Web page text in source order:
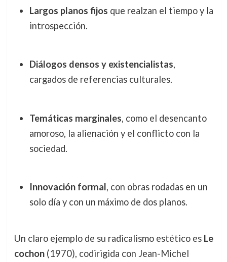
Largos planos fijos que realzan el tiempo y la
introspección.
Diálogos densos y existencialistas,
cargados de referencias culturales.
Temáticas marginales, como el desencanto
amoroso, la alienación y el conflicto con la
sociedad.
Innovación formal, con obras rodadas en un
solo día y con un máximo de dos planos.
Un claro ejemplo de su radicalismo estético es Le
cochon(1970), codirigida con Jean-Michel